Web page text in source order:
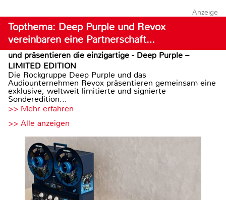
Anzeige
Topthema: Deep Purple und Revox
vereinbaren eine Partnerschaft…
und präsentieren die einzigartige - Deep Purple –
LIMITED EDITION
Die Rockgruppe Deep Purple und das
Audiounternehmen Revox präsentieren gemeinsam eine
exklusive, weltweit limitierte und signierte
Sonderedition...
>> Mehr erfahren
>> Alle anzeigen